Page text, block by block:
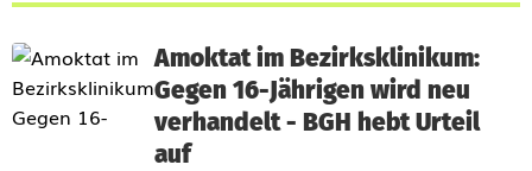
Amoktat im Bezirksklinikum:
Gegen 16-Jährigen wird neu
verhandelt - BGH hebt Urteil
auf